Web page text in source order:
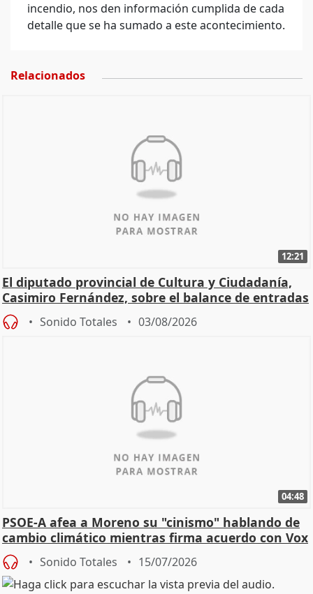
incendio, nos den información cumplida de cada
detalle que se ha sumado a este acontecimiento.
Relacionados
12:21
El diputado provincial de Cultura y Ciudadanía,
Casimiro Fernández, sobre el balance de entradas
Sonido Totales 03/08/2026
04:48
PSOE-A afea a Moreno su "cinismo" hablando de
cambio climático mientras firma acuerdo con Vox
Sonido Totales 15/07/2026